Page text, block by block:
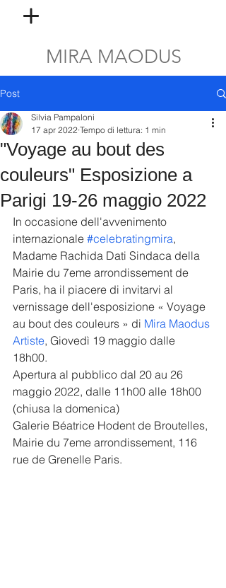
MIRA MAODUS
Post
"Voyage au bout des
couleurs" Esposizione a
Parigi 19-26 maggio 2022
Silvia Pampaloni
17 apr 2022 Tempo di lettura: 1 min
In occasione dell'avvenimento
internazionale #celebratingmira,
Madame Rachida Dati Sindaca della
Mairie du 7eme arrondissement de
Paris, ha il piacere di invitarvi al
vernissage dell'esposizione « Voyage
au bout des couleurs » di Mira Maodus
Artiste, Giovedì 19 maggio dalle
18h00.
Apertura al pubblico dal 20 au 26
maggio 2022, dalle 11h00 alle 18h00
(chiusa la domenica)
Galerie Béatrice Hodent de Broutelles,
Mairie du 7eme arrondissement, 116
rue de Grenelle Paris.